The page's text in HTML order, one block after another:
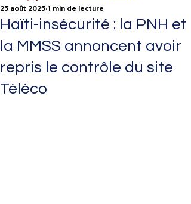
Haïti-insécurité : la PNH et
la MMSS annoncent avoir
repris le contrôle du site
Téléco
25 août 2025 1 min de lecture